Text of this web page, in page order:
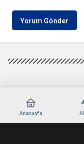
Yorum Gönder
Anasayfa